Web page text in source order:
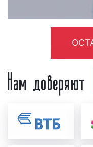
Необходимо
радиостанции.
реклама дала
размещайте
«Романтика»
Зачастую, наши
Нам доверяют